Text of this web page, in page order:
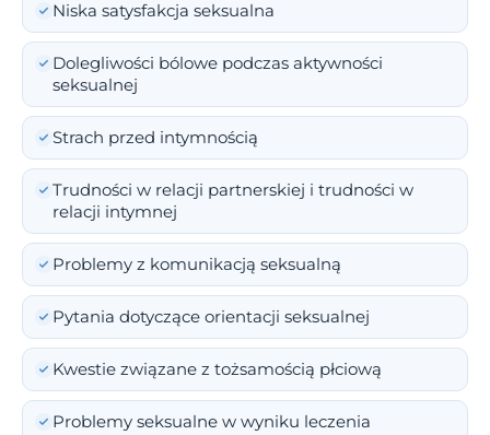
Niska satysfakcja seksualna
Dolegliwości bólowe podczas aktywności
seksualnej
Strach przed intymnością
Trudności w relacji partnerskiej i trudności w
relacji intymnej
Problemy z komunikacją seksualną
Pytania dotyczące orientacji seksualnej
Kwestie związane z tożsamością płciową
Problemy seksualne w wyniku leczenia